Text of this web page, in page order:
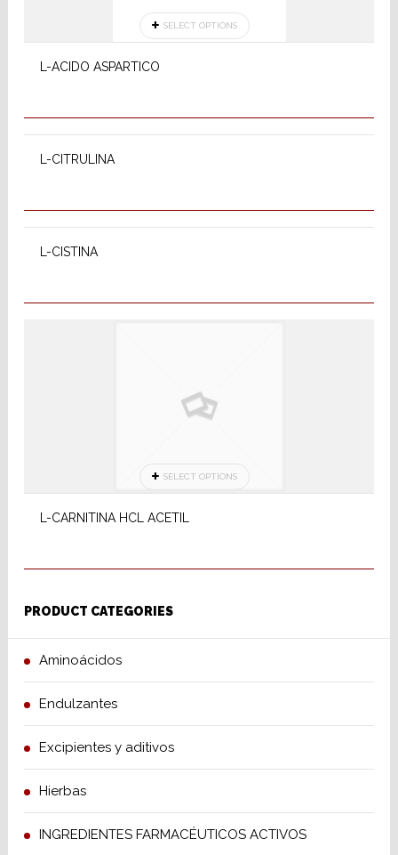
L-ACIDO ASPARTICO
SELECT OPTIONS
L-CITRULINA
SELECT OPTIONS
L-CISTINA
SELECT OPTIONS
L-CARNITINA HCL ACETIL
SELECT OPTIONS
PRODUCT CATEGORIES
Aminoácidos
Endulzantes
Excipientes y aditivos
Hierbas
INGREDIENTES FARMACÉUTICOS ACTIVOS